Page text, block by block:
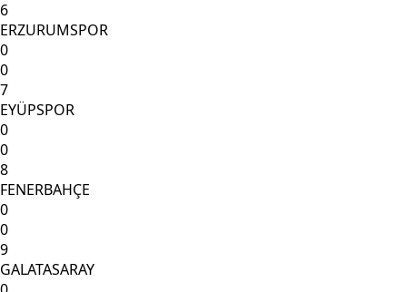
6
ERZURUMSPOR
0
0
7
EYÜPSPOR
0
0
8
FENERBAHÇE
0
0
9
GALATASARAY